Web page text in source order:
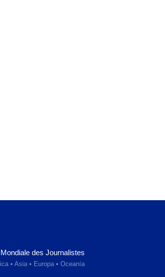
des Journalistes
• Asia • Europa • Oceanía